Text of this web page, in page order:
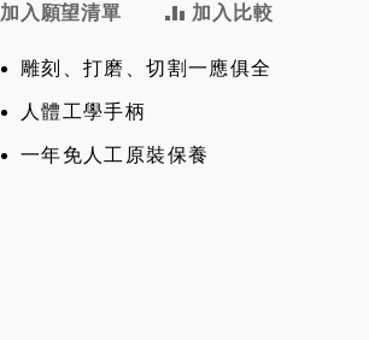
加入願望清單 加入比較
雕刻、打磨、切割一應俱全
人體工學手柄
一年免人工原裝保養